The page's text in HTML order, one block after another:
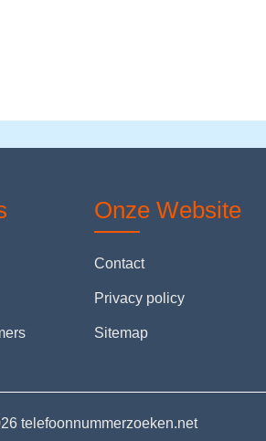
Onze Website
Contact
Privacy policy
Sitemap
telefoonnummerzoeken.net